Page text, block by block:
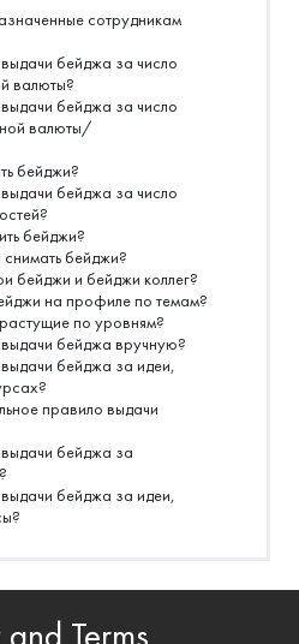
сотрудникам
бейджа за число
валюты?
бейджа за число
валюты/
бейджи?
бейджа за число
бейджи?
бейджи?
бейджи и бейджи коллег?
на профиле по темам?
по уровням?
бейджа вручную?
бейджа за идеи,
правило выдачи
бейджа за
бейджа за идеи,
Terms